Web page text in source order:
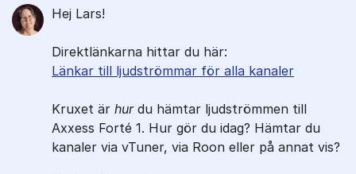
Hej Lars!
Direktlänkarna hittar du här:
Länkar till ljudströmmar för alla kanaler
Kruxet är hurdu hämtar ljudströmmen till
Axxess Forté 1. Hur gör du idag? Hämtar du
kanaler via vTuner, via Roon eller på annat vis?